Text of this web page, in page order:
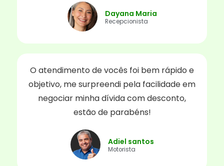
Dayana Maria
Recepcionista
O atendimento de vocês foi bem rápido e
objetivo, me surpreendi pela facilidade em
negociar minha dívida com desconto,
estão de parabéns!
Adiel santos
Motorista